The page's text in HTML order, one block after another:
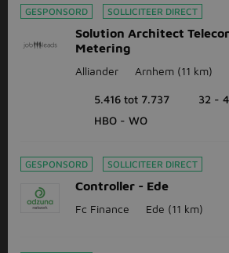
GESPONSORD SOLLICITEER DIRECT
Solution Architect
Metering
Alliander Arnhem (11 km)
5.416 tot 7.737
32 -
HBO - WO
GESPONSORD SOLLICITEER DIRECT
Controller - Ede
Fc Finance Ede (11 km)